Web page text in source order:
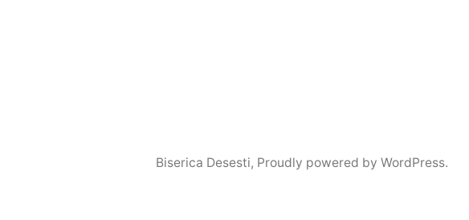
Biserica Desesti, Proudly powered by WordPress.